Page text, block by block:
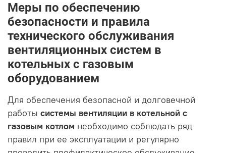
Меры по обеспечению
безопасности и правила
технического обслуживания
вентиляционных систем в
котельных с газовым
оборудованием
Для обеспечения безопасной и долговечной
работы системы вентиляции в котельной с
газовым котлом необходимо соблюдать ряд
правил при ее эксплуатации и регулярно